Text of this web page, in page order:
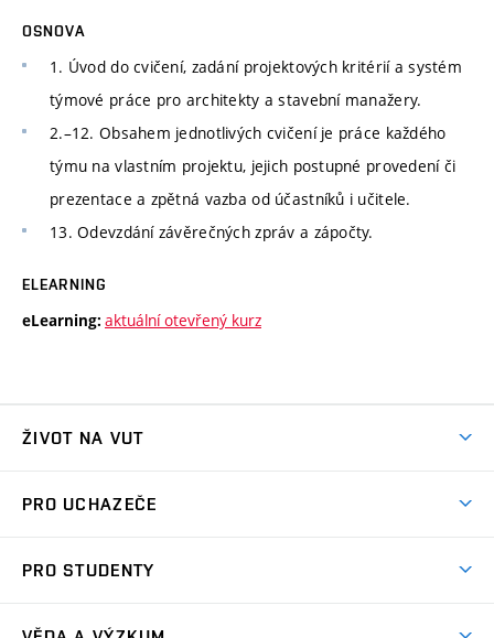
OSNOVA
1. Úvod do cvičení, zadání projektových kritérií a systém
týmové práce pro architekty a stavební manažery.
2.–12. Obsahem jednotlivých cvičení je práce každého
týmu na vlastním projektu, jejich postupné provedení či
prezentace a zpětná vazba od účastníků i učitele.
13. Odevzdání závěrečných zpráv a zápočty.
ELEARNING
eLearning: aktuální otevřený kurz
ŽIVOT NA VUT
Koleje
PRO UCHAZEČE
Dny otevřených dveří
PRO STUDENTY